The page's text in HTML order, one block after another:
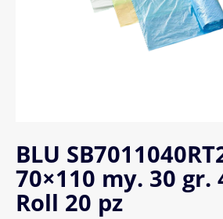
BLU
70×110 my. 30 gr.
Roll 20 pz